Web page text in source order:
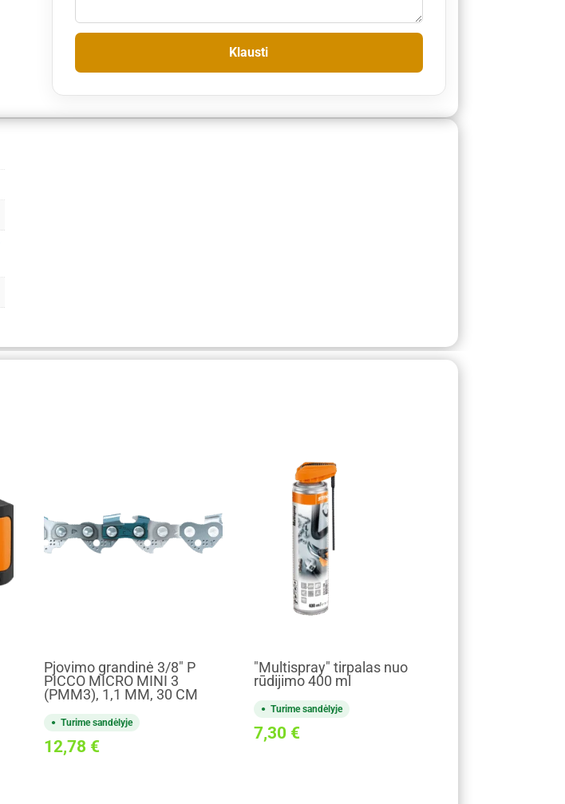
Pjovimo grandinė 3/8" P
PICCO MICRO MINI 3
(PMM3), 1,1 MM, 30 CM
Turime sandėlyje
12,78 €
"Multispray" tirpalas nuo
rūdijimo 400 ml
Turime sandėlyje
7,30 €